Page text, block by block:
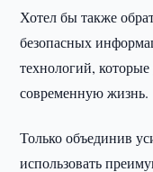
Хотел бы также
безопасных
технологий,
современную жизнь.
Только объединив
использовать